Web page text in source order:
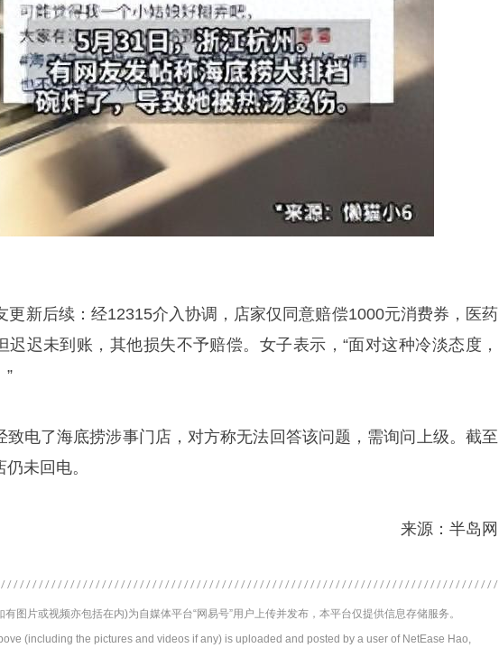
更新后续：经12315介入协调，店家仅同意赔偿1000元消费券，医药
迟迟未到账，其他损失不予赔偿。女子表示，“面对这种冷淡态度，
”
致电了海底捞涉事门店，对方称无法回答该问题，需询问上级。截至
未回电。
来源：半岛网
图片或视频亦包括在内)为自媒体平台“网易号”用户上传并发布，本平台仅提供信息存储服务。
(including the pictures and videos if any) is uploaded and posted by a user of NetEase Hao,